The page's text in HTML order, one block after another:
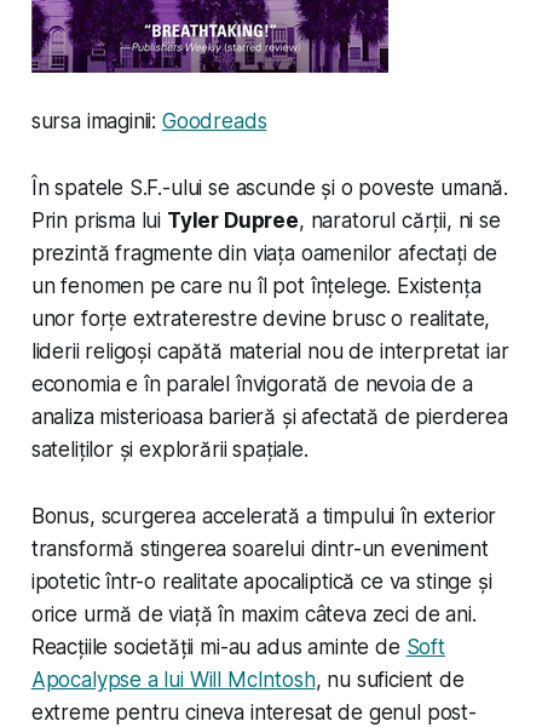
sursa imaginii: Goodreads
În spatele S.F.-ului se ascunde și o poveste umană.
Prin prisma lui Tyler Dupree, naratorul cărții, ni se
prezintă fragmente din viața oamenilor afectați de
un fenomen pe care nu îl pot înțelege. Existența
unor forțe extraterestre devine brusc o realitate,
liderii religoși capătă material nou de interpretat iar
economia e în paralel învigorată de nevoia de a
analiza misterioasa barieră și afectată de pierderea
sateliților și explorării spațiale.
Bonus, scurgerea accelerată a timpului în exterior
transformă stingerea soarelui dintr-un eveniment
ipotetic într-o realitate apocaliptică ce va stinge și
orice urmă de viață în maxim câteva zeci de ani.
Reacțiile societății mi-au adus aminte de Soft
Apocalypse a lui Will McIntosh, nu suficient de
extreme pentru cineva interesat de genul post-